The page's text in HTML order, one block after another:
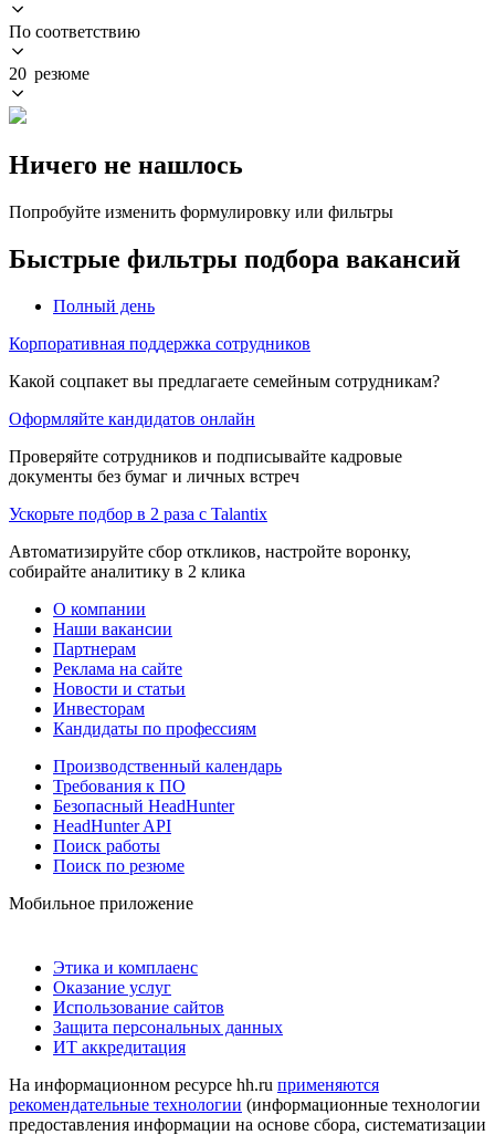
По соответствию
20 резюме
Ничего не нашлось
Попробуйте изменить формулировку или фильтры
Быстрые фильтры подбора вакансий
Полный день
Корпоративная поддержка сотрудников
Какой соцпакет вы предлагаете семейным сотрудникам?
Оформляйте кандидатов онлайн
Проверяйте сотрудников и подписывайте кадровые
документы без бумаг и личных встреч
Ускорьте подбор в 2 раза с Talantix
Автоматизируйте сбор откликов, настройте воронку,
собирайте аналитику в 2 клика
О компании
Наши вакансии
Партнерам
Реклама на сайте
Новости и статьи
Инвесторам
Кандидаты по профессиям
Производственный календарь
Требования к ПО
Безопасный HeadHunter
HeadHunter API
Поиск работы
Поиск по резюме
Мобильное приложение
Этика и комплаенс
Оказание услуг
Использование сайтов
Защита персональных данных
ИТ аккредитация
На информационном ресурсе hh.ru применяются
рекомендательные технологии (информационные технологии
предоставления информации на основе сбора, систематизации